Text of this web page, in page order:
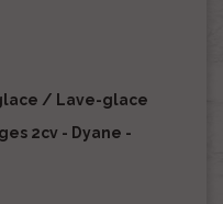
/ Lave-glace
2cv - Dyane -